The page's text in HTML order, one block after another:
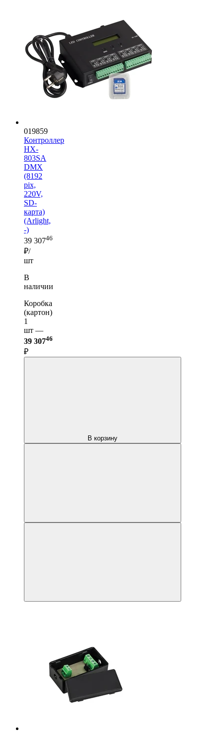
019859
Контроллер
HX-
803SA
DMX
(8192
pix,
220V,
SD-
карта)
(Arlight,
-)
39 30746
₽/
шт
В
наличии
Коробка
(картон)
1
шт —
39 30746
₽
В корзину